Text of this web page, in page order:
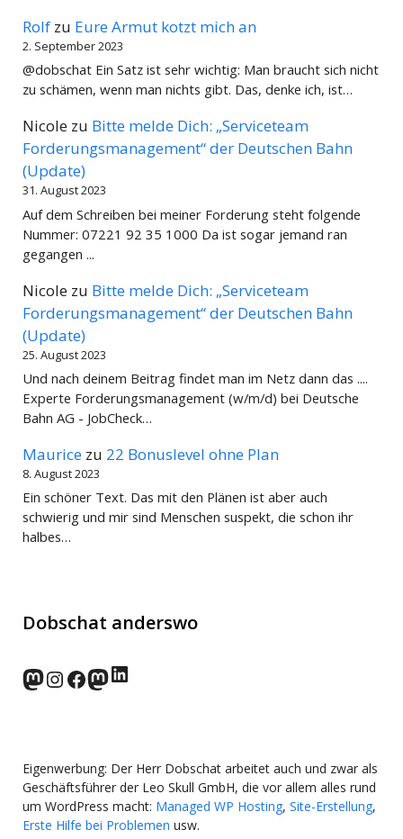
Rolf zu Eure Armut kotzt mich an
2. September 2023
@dobschat Ein Satz ist sehr wichtig: Man braucht sich nicht
zu schämen, wenn man nichts gibt. Das, denke ich, ist…
Nicole zu Bitte melde Dich: „Serviceteam
Forderungsmanagement“ der Deutschen Bahn
(Update)
31. August 2023
Auf dem Schreiben bei meiner Forderung steht folgende
Nummer: 07221 92 35 1000 Da ist sogar jemand ran
gegangen ...
Nicole zu Bitte melde Dich: „Serviceteam
Forderungsmanagement“ der Deutschen Bahn
(Update)
25. August 2023
Und nach deinem Beitrag findet man im Netz dann das ....
Experte Forderungsmanagement (w/m/d) bei Deutsche
Bahn AG - JobCheck…
Maurice zu 22 Bonuslevel ohne Plan
8. August 2023
Ein schöner Text. Das mit den Plänen ist aber auch
schwierig und mir sind Menschen suspekt, die schon ihr
halbes…
Dobschat anderswo
norden.social
Instagram
Facebook
wp-punks.social
LinkedIn
Eigenwerbung: Der Herr Dobschat arbeitet auch und zwar als
Geschäftsführer der Leo Skull GmbH, die vor allem alles rund
um WordPress macht: Managed WP Hosting, Site-Erstellung,
Erste Hilfe bei Problemen usw.